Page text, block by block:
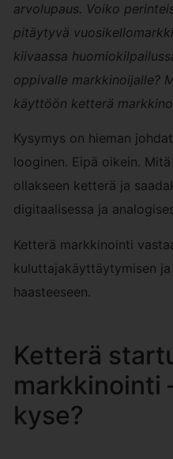
arvolupaus. Voiko
pitäytyvä
kiivaassa
oppivalle markkinoijalle?
käyttöön ketterä
Kysymys on hieman
looginen. Eipä oikein.
ollakseen ketterä ja
digitaalisessa ja
Ketterä markkinointi
kuluttajakäyttäytymisen
haasteeseen.
Ketterä
markkinointi
kyse?